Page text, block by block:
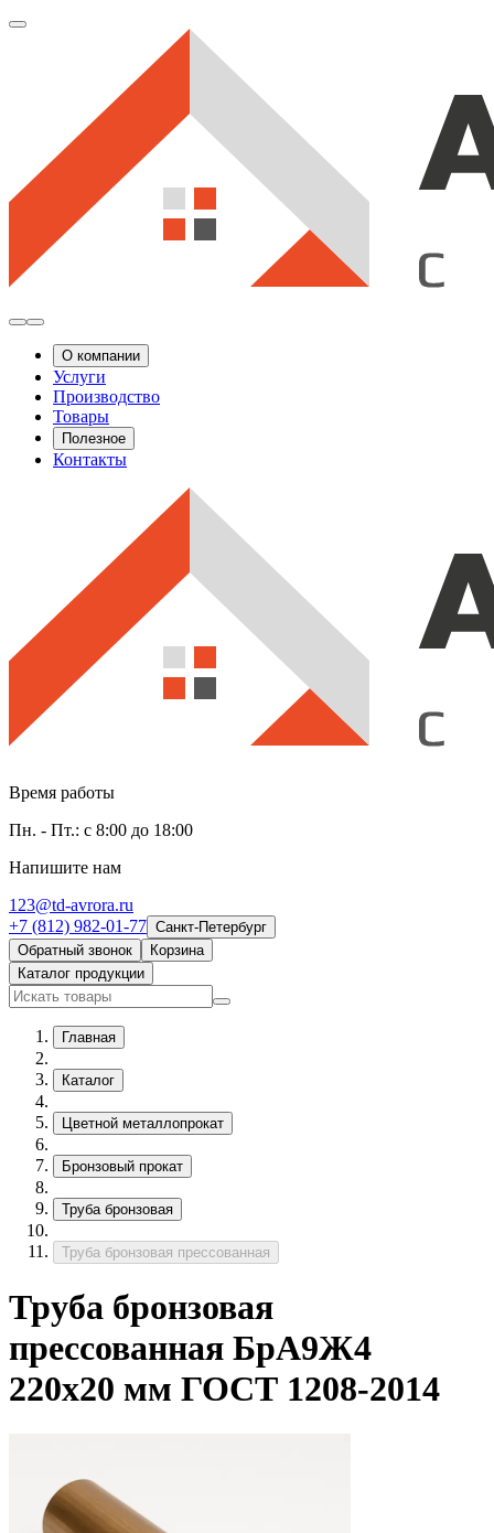
О компании
Услуги
Производство
Товары
Полезное
Контакты
Время работы
Пн. - Пт.: с 8:00 до 18:00
Напишите нам
123@td-avrora.ru
+7 (812) 982-01-77 Санкт-Петербург
Обратный звонок
Корзина
Каталог продукции
Главная
Каталог
Цветной металлопрокат
Бронзовый прокат
Труба бронзовая
Труба бронзовая прессованная
Труба бронзовая
прессованная БрА9Ж4
220х20 мм ГОСТ 1208-2014